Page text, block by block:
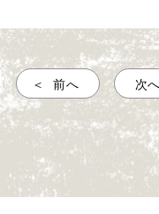
前へ 次へ